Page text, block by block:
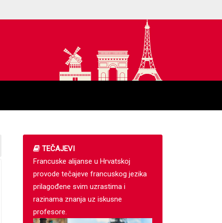
TEČAJEVI
Francuske alijanse u Hrvatskoj
provode tečajeve francuskog jezika
prilagođene svim uzrastima i
razinama znanja uz iskusne
profesore.